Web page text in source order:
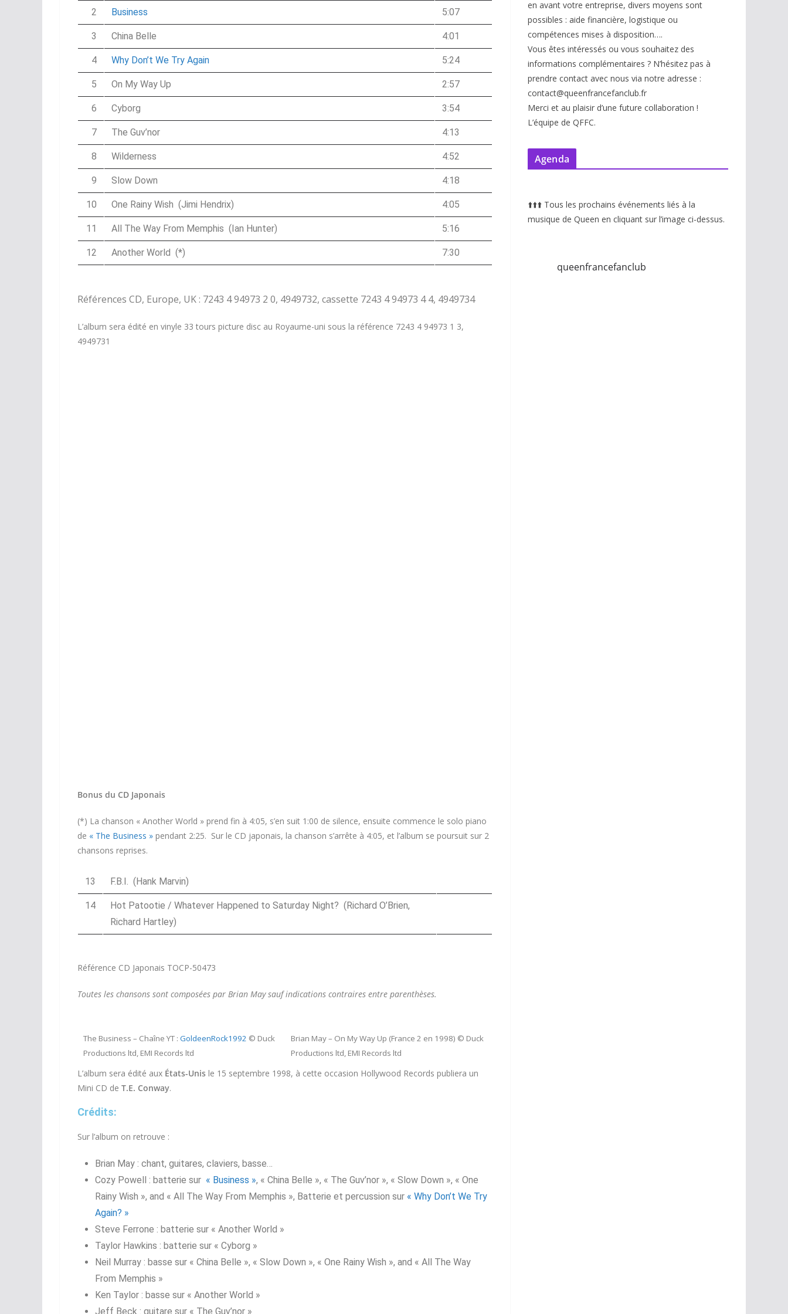
2 Business 5:07
3 China Belle 4:01
4 Why Don’t We Try Again 5:24
5 On My Way Up 2:57
6 Cyborg 3:54
7 The Guv’nor 4:13
8 Wilderness 4:52
9 Slow Down 4:18
10 One Rainy Wish (Jimi Hendrix) 4:05
11 All The Way From Memphis (Ian Hunter) 5:16
12 Another World (*) 7:30
Références CD, Europe, UK : 7243 4 94973 2 0, 4949732, cassette 7243 4 94973 4 4, 4949734
L’album sera édité en vinyle 33 tours picture disc au Royaume-uni sous la référence 7243 4 94973 1 3,
4949731
Bonus du CD Japonais
(*) La chanson « Another World » prend fin à 4:05, s’en suit 1:00 de silence, ensuite commence le solo piano
de « The Business » pendant 2:25. Sur le CD japonais, la chanson s’arrête à 4:05, et l’album se poursuit sur 2
chansons reprises.
13 F.B.I. (Hank Marvin)
14
Hot Patootie / Whatever Happened to Saturday Night? (Richard O’Brien,
Richard Hartley)
Référence CD Japonais TOCP-50473
Toutes les chansons sont composées par Brian May sauf indications contraires entre parenthèses.
The Business – Chaîne YT : GoldeenRock1992 © Duck
Productions ltd, EMI Records ltd
Brian May – On My Way Up (France 2 en 1998) © Duck
Productions ltd, EMI Records ltd
L’album sera édité aux États-Unis le 15 septembre 1998, à cette occasion Hollywood Records publiera un
Mini CD de T.E. Conway.
Crédits:
Sur l’album on retrouve :
Brian May : chant, guitares, claviers, basse…
Cozy Powell : batterie sur « Business », « China Belle », « The Guv’nor », « Slow Down », « One
Rainy Wish », and « All The Way From Memphis », Batterie et percussion sur « Why Don’t We Try
Again? »
Steve Ferrone : batterie sur « Another World »
Taylor Hawkins : batterie sur « Cyborg »
Neil Murray : basse sur « China Belle », « Slow Down », « One Rainy Wish », and « All The Way
From Memphis »
Ken Taylor : basse sur « Another World »
Jeff Beck : guitare sur « The Guv’nor »
en avant votre entreprise, divers moyens sont
possibles : aide financière, logistique ou
compétences mises à disposition….
Vous êtes intéressés ou vous souhaitez des
informations complémentaires ? N’hésitez pas à
prendre contact avec nous via notre adresse :
contact@queenfrancefanclub.fr
Merci et au plaisir d’une future collaboration !
L’équipe de QFFC.
Agenda
⬆️⬆️⬆️ Tous les prochains événements liés à la
musique de Queen en cliquant sur l’image ci-dessus.
queenfrancefanclub